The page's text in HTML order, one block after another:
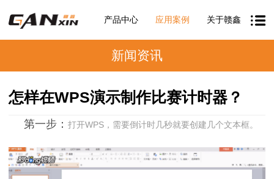
产品中心 应用案例 关于赣鑫
新闻资讯
怎样在WPS演示制作比赛计时器？
第一步： 打开WPS，需要倒计时几秒就要创建几个文本框。